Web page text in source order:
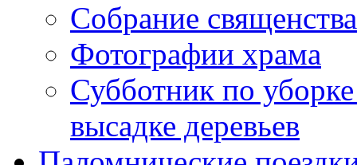
Собрание
Фотографии храма
Субботник по
высадке деревьев